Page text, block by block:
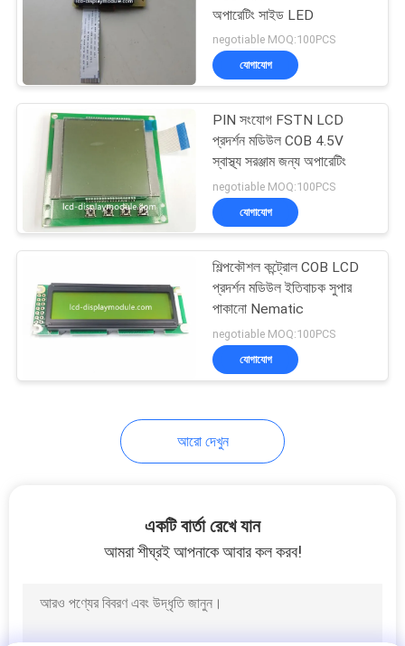
TFT এলসিডি মনিটর
LCD প্যানেল পর্দা
20
LCD টাচ স্ক্রিন
অপারেটিং সাইড LED
negotiable MOQ:100PCS
যোগাযোগ
PIN সংযোগ FSTN LCD
প্রদর্শন মডিউল COB 4.5V
স্বাস্থ্য সরঞ্জাম জন্য অপারেটিং
negotiable MOQ:100PCS
যোগাযোগ
শিল্পকৌশল কন্ট্রোল COB LCD
প্রদর্শন মডিউল ইতিবাচক সুপার
পাকানো Nematic
negotiable MOQ:100PCS
যোগাযোগ
আরো দেখুন
একটি বার্তা রেখে যান
আমরা শীঘ্রই আপনাকে আবার কল করব!